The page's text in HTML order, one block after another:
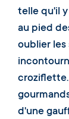
telle qu'il y
au pied
oublier les
croziflette.
d'une